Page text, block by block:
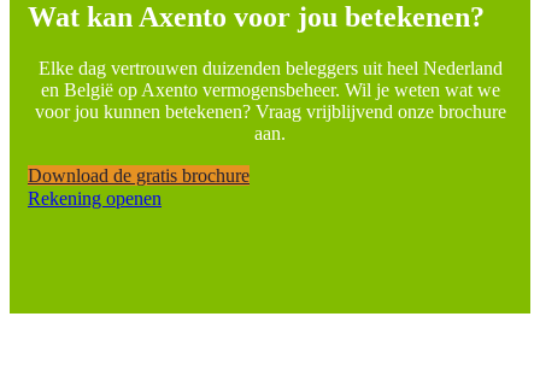
Wat kan Axento voor jou betekenen?
Elke dag vertrouwen duizenden beleggers uit heel Nederland
en België op Axento vermogensbeheer. Wil je weten wat we
voor jou kunnen betekenen? Vraag vrijblijvend onze brochure
aan.
Download de gratis brochure
Rekening openen